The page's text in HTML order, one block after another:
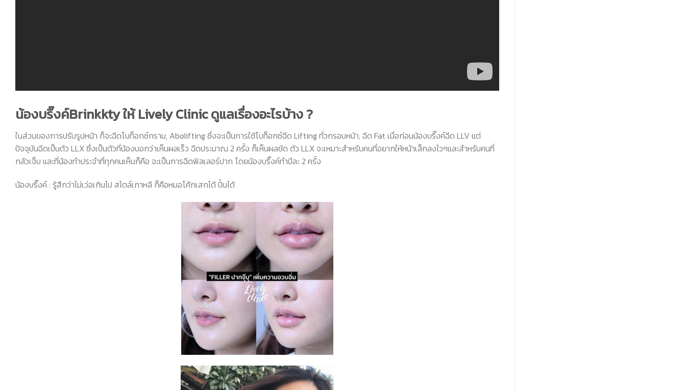
น้องบริ๊งค์Brinkkty ให้ Lively Clinic ดูแลเรื่องอะไรบ้าง ?
ในส่วนของการปรับรูปหน้า ก็จะฉีดโบท็อกซ์กราม, Abolifting ซึ่งจะเป็นการใช้โบท็อกซ์ฉีด Lifting ทั่วกรอบหน้า, ฉีด Fat เมื่อก่อนน้องบริ๊งค์ฉีด LLV แต่
ปัจจุบันฉีดเป็นตัว LLX ซึ่งเป็นตัวที่น้องบอกว่าเห็นผลเร็ว ฉีดประมาณ 2 ครั้ง ก็เห็นผลชัด ตัว LLX จะเหมาะสำหรับคนที่อยากให้หน้าเล็กลงไวๆและสำหรับคนที่
กลัวเจ็บ และที่น้องทำประจำที่ทุกคนเห็นก็คือ จะเป็นการฉีดฟิลเลอร์ปาก โดยน้องบริ๊งค์ทำปีละ 2 ครั้ง
น้องบริ๊งค์: รู้สึกว่าไม่เว่อเกินไป สไตล์เกาหลี ก็คือหมอโค้กเสกได้ ปั้นได้